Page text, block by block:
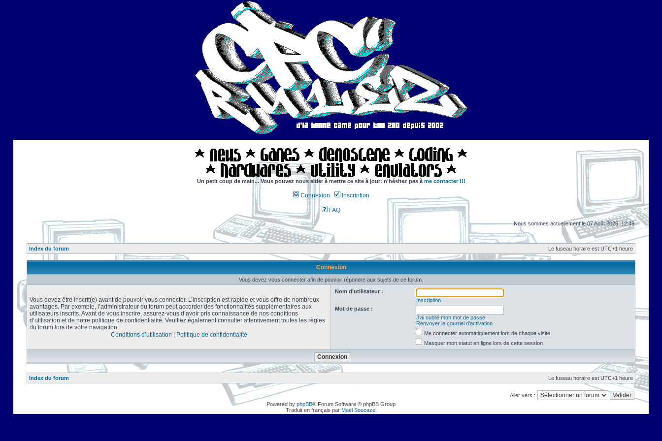
Un petit coup de main... Vous pouvez nous aider à mettre ce site à jour: n'hésitez pas à me contacter !!!
Connexion Inscription
FAQ
Nous sommes actuellement le 07 Août 2026, 12:49
Index du forum Le fuseau horaire est UTC+1 heure
Connexion
Vous devez vous connecter afin de pouvoir répondre aux sujets de ce forum.
Vous devez être inscrit(e) avant de pouvoir vous connecter. L’inscription est rapide et vous offre de nombreux
avantages. Par exemple, l’administrateur du forum peut accorder des fonctionnalités supplémentaires aux
utilisateurs inscrits. Avant de vous inscrire, assurez-vous d’avoir pris connaissance de nos conditions
d’utilisation et de notre politique de confidentialité. Veuillez également consulter attentivement toutes les règles
du forum lors de votre navigation.
Conditions d’utilisation
Politique de confidentialité
Nom d’utilisateur :
Inscription
Mot de passe :
J’ai oublié mon mot de passe
Renvoyer le courriel d’activation
Me connecter automatiquement lors de chaque visite
Masquer mon statut en ligne lors de cette session
Index du forum Le fuseau horaire est UTC+1 heure
Aller vers :
Powered by phpBB® Forum Software © phpBB Group
Traduit en français par Maël Soucaze.